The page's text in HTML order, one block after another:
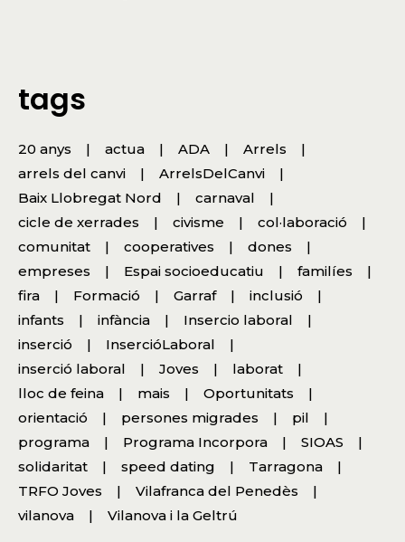
tags
20 anys actua ADA
Arrels
arrels del canvi
ArrelsDelCanvi
Baix Llobregat Nord
carnaval
cicle de xerrades
civisme
col·laboració
comunitat
cooperatives
dones
empreses
Espai socioeducatiu
familíes
fira
Formació Garraf
inclusió
infants
infància
Insercio laboral
inserció
InsercióLaboral
inserció laboral
Joves
laborat
lloc de feina
mais
Oportunitats
orientació
persones migrades
pil
programa
Programa Incorpora
SIOAS
solidaritat
speed dating
Tarragona
TRFO Joves
Vilafranca del Penedès
vilanova
Vilanova i la Geltrú